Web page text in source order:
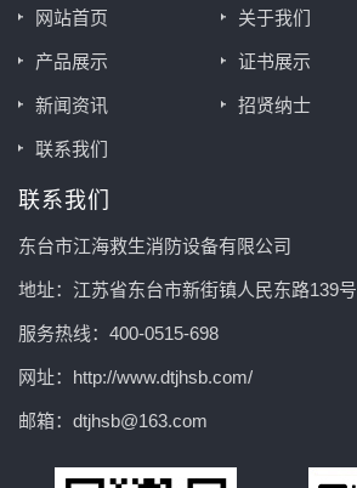
网站首页 关于我们
产品展示 证书展示
新闻资讯 招贤纳士
联系我们
联系我们
东台市江海救生消防设备有限公司
地址：江苏省东台市新街镇人民东路139号
服务热线：400-0515-698
网址：http://www.dtjhsb.com/
邮箱：dtjhsb@163.com